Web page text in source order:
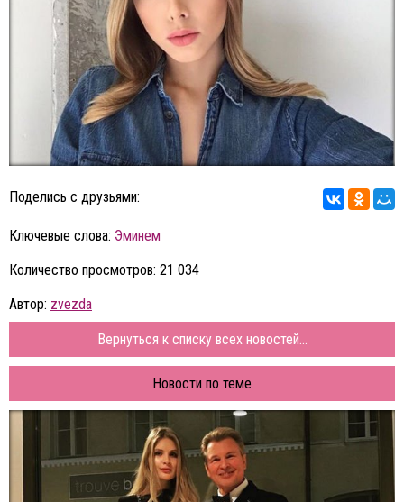
Поделись с друзьями:
Ключевые слова: Эминем
Количество просмотров: 21 034
Автор: zvezda
Вернуться к списку всех новостей...
Новости по теме